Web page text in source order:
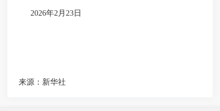
2026年2月23日
来源：新华社